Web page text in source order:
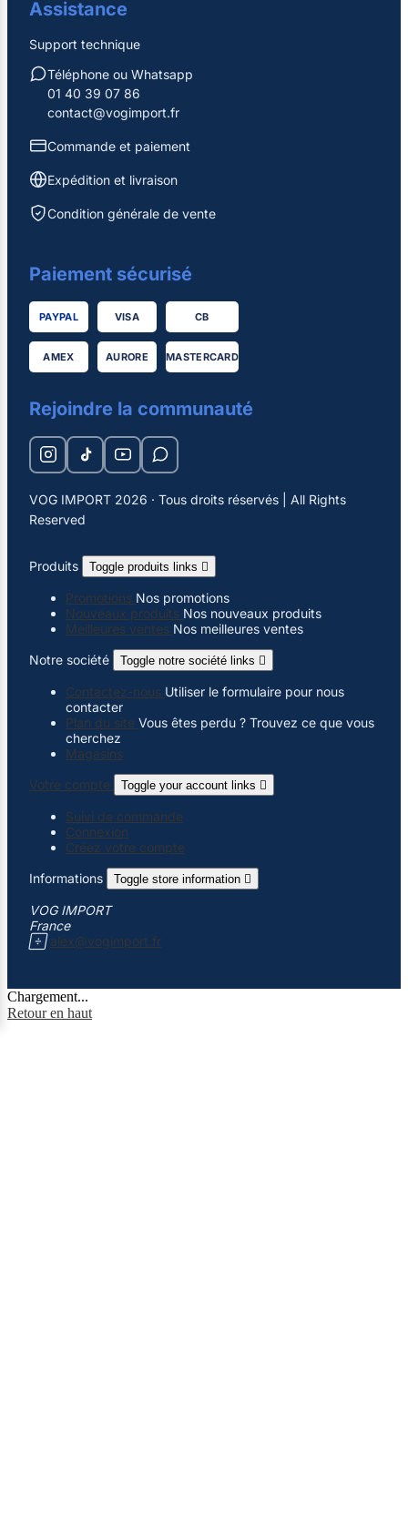
Assistance
Support technique
Téléphone ou Whatsapp
01 40 39 07 86
contact@vogimport.fr
Commande et paiement
Expédition et livraison
Condition générale de vente
Paiement sécurisé
PAYPAL VISA CB
AMEX AURORE MASTERCARD
Rejoindre la communauté
VOG IMPORT 2026 · Tous droits réservés | All Rights
Reserved
Produits Toggle produits links 
Promotions Nos promotions
Nouveaux produits Nos nouveaux produits
Meilleures ventes Nos meilleures ventes
Notre société
Toggle notre société links 
Contactez-nous Utiliser le formulaire pour nous
contacter
Plan du site Vous êtes perdu ? Trouvez ce que vous
cherchez
Magasins
Votre compte
Toggle your account links 
Suivi de commande
Connexion
Créez votre compte
Informations
Toggle store information 
VOG IMPORT
France
 alex@vogimport.fr
Chargement...
Retour en haut